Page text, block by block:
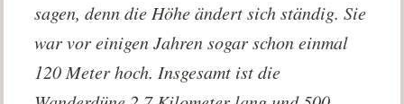
sagen, denn die Höhe ändert sich ständig. Sie
war vor einigen Jahren sogar schon einmal
120 Meter hoch. Insgesamt ist die